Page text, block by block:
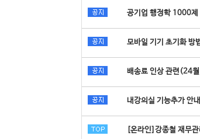
공기업 행정학 1000제
모바일 기기 초기화 방
배송료 인상 관련(24
내강의실 기능추가 안
[온라인]강종철 재무